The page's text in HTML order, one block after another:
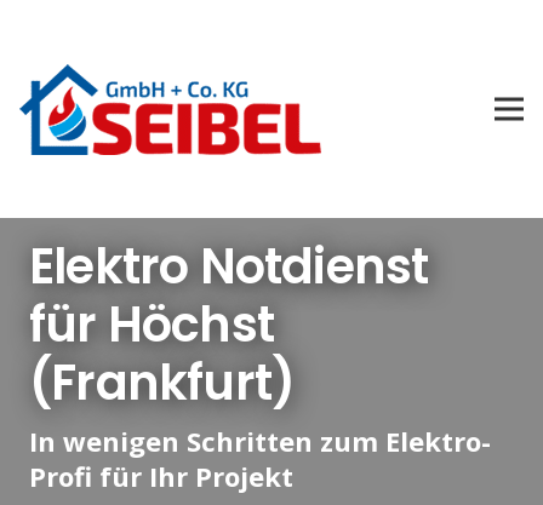
Elektro Notdienst
für Höchst
(Frankfurt)
In wenigen Schritten zum Elektro-
Profi für Ihr Projekt